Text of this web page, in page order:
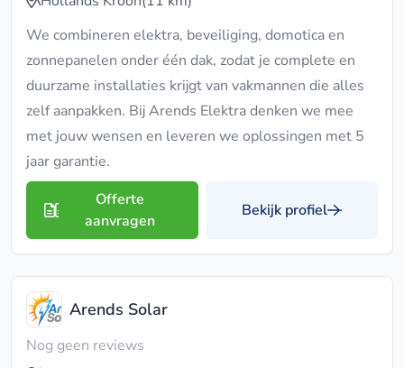
We combineren elektra, beveiliging, domotica en
zonnepanelen onder één dak, zodat je complete en
duurzame installaties krijgt van vakmannen die alles
zelf aanpakken. Bij Arends Elektra denken we mee
met jouw wensen en leveren we oplossingen met 5
jaar garantie.
Offerte
aanvragen
Bekijk profiel
Arends Solar
Nog geen reviews